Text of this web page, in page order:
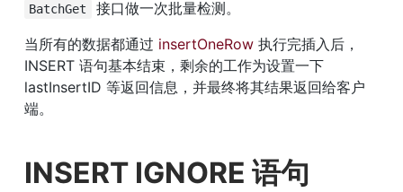
BatchGet
接口做一次批量检测。
当所有的数据都通过 insertOneRow 执行完插入后，
INSERT 语句基本结束，剩余的工作为设置一下
lastInsertID 等返回信息，并最终将其结果返回给客户
端。
INSERT IGNORE 语句